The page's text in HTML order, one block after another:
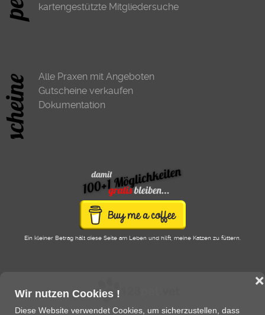
Wir nutzen Cookies !
Diese Website verwendet Cookies, um sicherzustellen, dass
❌
kartengestützte Mitgliedersuche
Alle Praxen mit Angeboten
Gutscheine verkaufen
Dokumentation
Ein kleiner Betrag hält diese Seite am Leben und hilft, meine Katzen zu füttern.